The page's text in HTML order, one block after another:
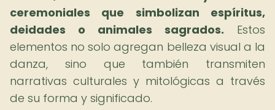
ceremoniales que simbolizan espíritus,
deidades o animales sagrados. Estos
elementos no solo agregan belleza visual a la
danza, sino que también transmiten
narrativas culturales y mitológicas a través
de su forma y significado.